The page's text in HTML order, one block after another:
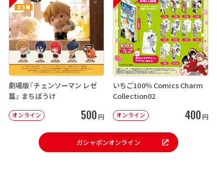
劇場版『チェンソーマン レゼ
篇』 まちぼうけ
オンライン 500 円
いちご100％ Comics Charm
Collection02
オンライン 400 円
ガシャポンオンライン